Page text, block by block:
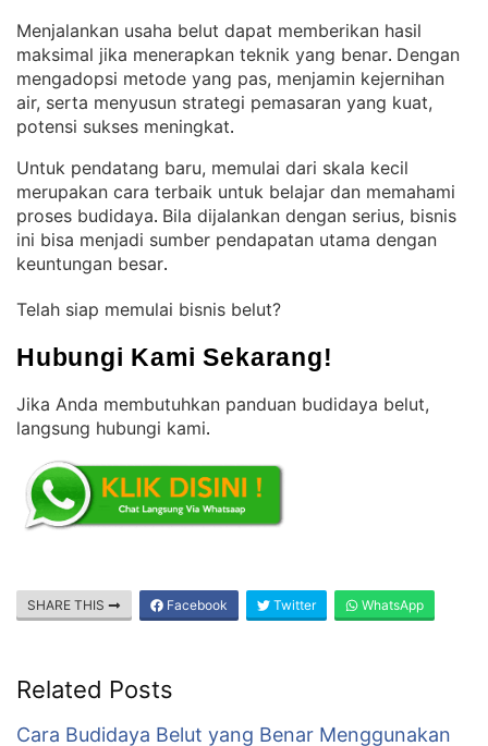
Menjalankan usaha belut dapat memberikan hasil
maksimal jika menerapkan teknik yang benar. Dengan
mengadopsi metode yang pas, menjamin kejernihan
air, serta menyusun strategi pemasaran yang kuat,
potensi sukses meningkat.
Untuk pendatang baru, memulai dari skala kecil
merupakan cara terbaik untuk belajar dan memahami
proses budidaya. Bila dijalankan dengan serius, bisnis
ini bisa menjadi sumber pendapatan utama dengan
keuntungan besar.
Telah siap memulai bisnis belut?
Hubungi Kami Sekarang!
Jika Anda membutuhkan panduan budidaya belut,
langsung hubungi kami.
SHARE THIS Facebook Twitter WhatsApp
Related Posts
Cara Budidaya Belut yang Benar Menggunakan